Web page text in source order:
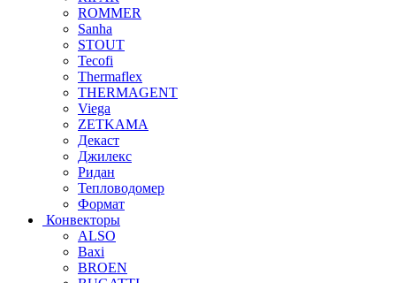
ROMMER
Sanha
STOUT
Tecofi
Thermaflex
THERMAGENT
Viega
ZETKAMA
Декаст
Джилекс
Ридан
Тепловодомер
Формат
Конвекторы
ALSO
Baxi
BROEN